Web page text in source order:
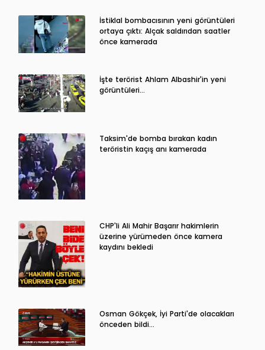
İstiklal bombacısının yeni görüntüleri
ortaya çıktı: Alçak saldırıdan saatler
önce kamerada
İşte terörist Ahlam Albashir'in yeni
görüntüleri…
Taksim'de bomba bırakan kadın
teröristin kaçış anı kamerada
CHP'li Ali Mahir Başarır hakimlerin
üzerine yürümeden önce kamera
kaydını bekledi
Osman Gökçek, İyi Parti'de olacakları
önceden bildi...